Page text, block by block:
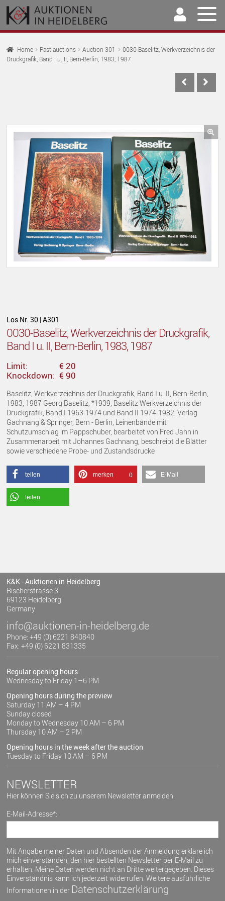
Skip
to
navigation
Skip
to
content
Home
Our Team
Contact
Home Past auctions Auction 301
0030-Baselitz, Werkverzeichnis der
Druckgrafik, Band I u. II, Bern-Berlin, 1983, 1987
Los Nr. 30 | A301
0030-Baselitz, Werkverzeichnis der Druckgrafik,
Band I u. II, Bern-Berlin, 1983, 1987
Limit:
€ 20
Knockdown: € 90
Baselitz, Werkverzeichnis der Druckgrafik, Band I u. II, Bern-Berlin,
1983, 1987 Georg Baselitz, *1939, Baselitz Werkverzeichnis der
Druckgrafik, Band I 1963-1974 und Band II 1974-1982, Verlag
Gachnang & Springer, Bern - Berlin, Leinenbände mit
Schutzumschlag im Pappschuber, bearbeitet von Fred Jahn in
Zusammenarbeit mit Johannes Gachnang, beschreibt die Blätter
sowie verschiedene Probe- und Zustandsdrucke
teilen merken 0 E-Mail
teilen
K&K - Auktionen in Heidelberg
Rischerstrasse 3
69123 Heidelberg
Germany
info@auktionen-in-heidelberg.de
Phone: +49 (0) 6221 840840
Fax: +49 (0) 6221 831335
Regular opening hours
Wednesday to Friday 1–6 PM
Opening hours during the preview
Saturday 11 AM – 4 PM
Sunday closed
Monday to Wednesday 10 AM – 6 PM
Thursday 10 AM – 2 PM
Opening hours in the week after the auction
Tuesday to Friday 10 AM – 6 PM
NEWSLETTER
Hier können Sie sich zu unserem Newsletter anmelden.
E-Mail-Adresse*:
Mit Angabe meiner Daten und Absenden der Anmeldung erkläre ich
mich einverstanden, den hier bestellten Newsletter per E-Mail zu
erhalten. Meine Daten werden nicht an Dritte weitergegeben. Dieses
Einverständnis kann ich jederzeit widerrufen. Weitere ausführliche
Informationen in der Datenschutzerklärung